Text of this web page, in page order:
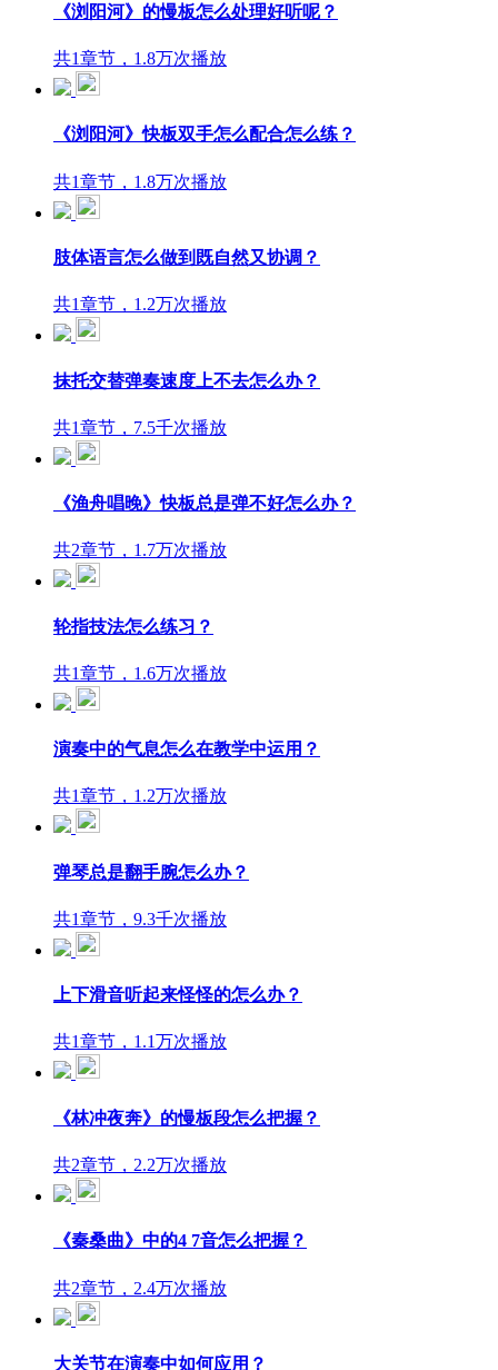
《浏阳河》的慢板怎么处理好听呢？
共1章节，1.8万次播放
《浏阳河》快板双手怎么配合怎么练？
共1章节，1.8万次播放
肢体语言怎么做到既自然又协调？
共1章节，1.2万次播放
抹托交替弹奏速度上不去怎么办？
共1章节，7.5千次播放
《渔舟唱晚》快板总是弹不好怎么办？
共2章节，1.7万次播放
轮指技法怎么练习？
共1章节，1.6万次播放
演奏中的气息怎么在教学中运用？
共1章节，1.2万次播放
弹琴总是翻手腕怎么办？
共1章节，9.3千次播放
上下滑音听起来怪怪的怎么办？
共1章节，1.1万次播放
《林冲夜奔》的慢板段怎么把握？
共2章节，2.2万次播放
《秦桑曲》中的4 7音怎么把握？
共2章节，2.4万次播放
大关节在演奏中如何应用？